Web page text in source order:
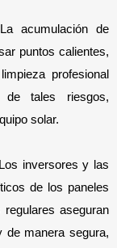
acumulación de
puntos calientes,
profesional
tales riesgos,
solar.
Los inversores y las
de los paneles
aseguran
de manera segura,